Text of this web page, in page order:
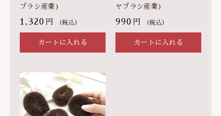
ブラシ産業)
1,320 円 （税込）
カートに入れる
ヤブラシ産業)
990 円 （税込）
カートに入れる